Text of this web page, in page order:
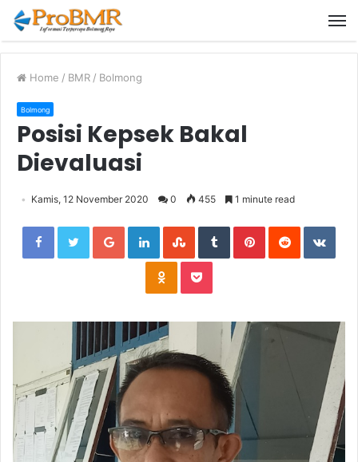
Home / BMR / Bolmong
Bolmong
Posisi Kepsek Bakal
Dievaluasi
Kamis, 12 November 2020 0 455 1 minute read
FacebookTwitterGoogle+LinkedInStumbleUpon
TumblrPinterestReddit
Odnoklassniki
Pocket